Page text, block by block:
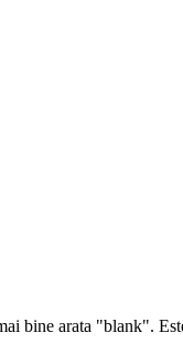
bine arata "blank".